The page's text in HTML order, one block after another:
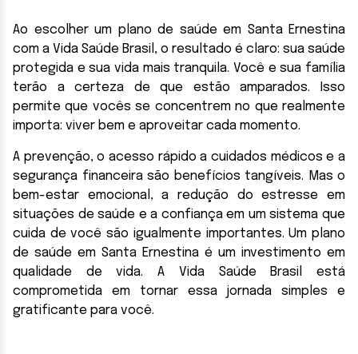
Ao escolher um plano de saúde em Santa Ernestina
com a Vida Saúde Brasil, o resultado é claro: sua saúde
protegida e sua vida mais tranquila. Você e sua família
terão a certeza de que estão amparados. Isso
permite que vocês se concentrem no que realmente
importa: viver bem e aproveitar cada momento.
A prevenção, o acesso rápido a cuidados médicos e a
segurança financeira são benefícios tangíveis. Mas o
bem-estar emocional, a redução do estresse em
situações de saúde e a confiança em um sistema que
cuida de você são igualmente importantes. Um plano
de saúde em Santa Ernestina é um investimento em
qualidade de vida. A Vida Saúde Brasil está
comprometida em tornar essa jornada simples e
gratificante para você.